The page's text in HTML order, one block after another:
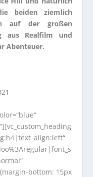
beiden ziemlich
auf der großen
aus Realfilm und
Abenteuer.
bottom: 15px